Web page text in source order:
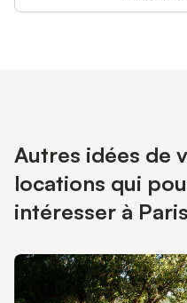
Autres idées de
locations qui
intéresser à Paris